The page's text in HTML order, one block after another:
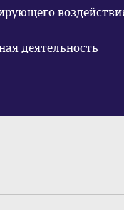
деятельность